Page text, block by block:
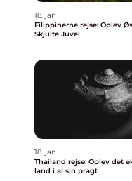
18. jan
Filippinerne rejse: Oplev
Skjulte Juvel
18. jan
Thailand rejse: Oplev det
land i al sin pragt